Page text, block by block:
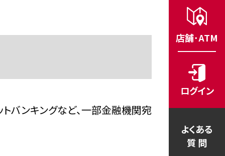
トバンキングなど、一部金融機関宛
店舗･ATM
ログイン
よくある
質 問